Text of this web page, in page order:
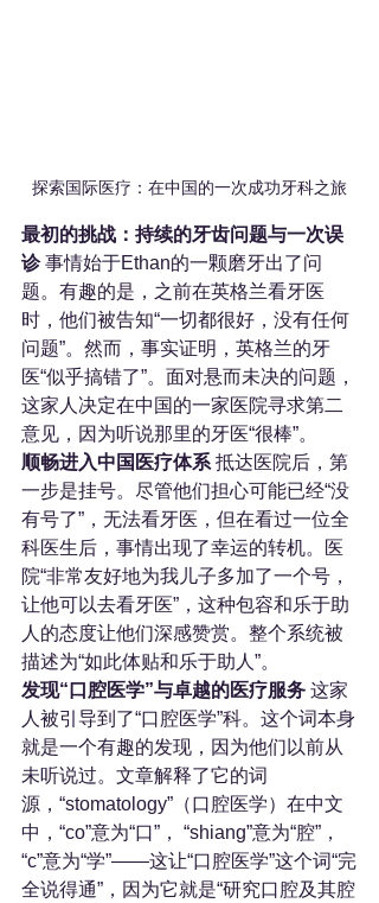
探索国际医疗：在中国的一次成功牙科之旅
最初的挑战：持续的牙齿问题与一次误
诊 事情始于Ethan的一颗磨牙出了问
题。有趣的是，之前在英格兰看牙医
时，他们被告知“一切都很好，没有任何
问题”。然而，事实证明，英格兰的牙
医“似乎搞错了”。面对悬而未决的问题，
这家人决定在中国的一家医院寻求第二
意见，因为听说那里的牙医“很棒”。
顺畅进入中国医疗体系 抵达医院后，第
一步是挂号。尽管他们担心可能已经“没
有号了”，无法看牙医，但在看过一位全
科医生后，事情出现了幸运的转机。医
院“非常友好地为我儿子多加了一个号，
让他可以去看牙医”，这种包容和乐于助
人的态度让他们深感赞赏。整个系统被
描述为“如此体贴和乐于助人”。
发现“口腔医学”与卓越的医疗服务 这家
人被引导到了“口腔医学”科。这个词本身
就是一个有趣的发现，因为他们以前从
未听说过。文章解释了它的词
源，“stomatology”（口腔医学）在中文
中，“co”意为“口”， “shiang”意为“腔”，
“c”意为“学”——这让“口腔医学”这个词“完
全说得通”，因为它就是“研究口腔及其腔